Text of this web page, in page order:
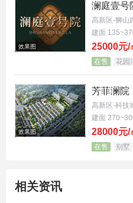
社区规划得像一座艺术花
进入，经过车马院、下沉
州“小桥流水”的韵味融入
西源启作为
效果图
澜庭壹号
高新区-狮山
建面
25000元/
在售 花园
效果图
芳菲澜院
高新区-科技
建面
28000元/
在售 别墅
相关资讯